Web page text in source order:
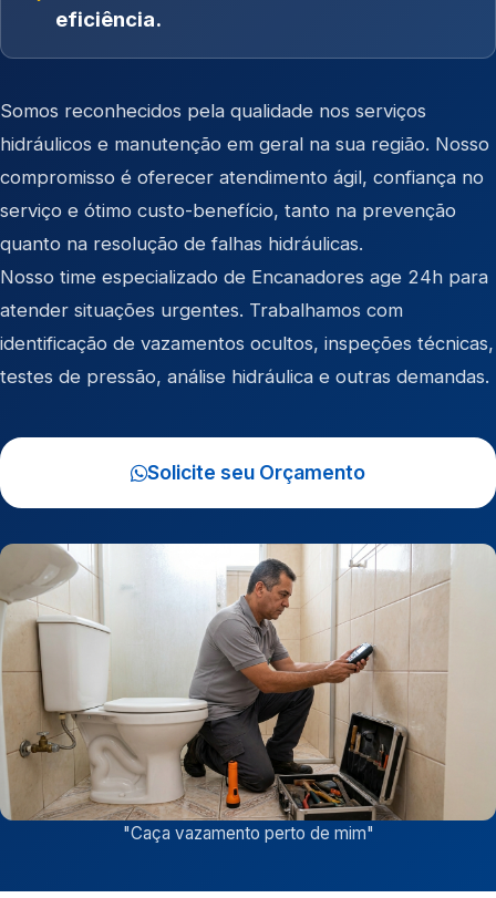
eficiência.
Somos reconhecidos pela qualidade nos serviços
hidráulicos e manutenção em geral na sua região. Nosso
compromisso é oferecer atendimento ágil, confiança no
serviço e ótimo custo-benefício, tanto na prevenção
quanto na resolução de falhas hidráulicas.
Nosso time especializado de Encanadores age 24h para
atender situações urgentes. Trabalhamos com
identificação de vazamentos ocultos, inspeções técnicas,
testes de pressão, análise hidráulica e outras demandas.
Solicite seu Orçamento
"Caça vazamento perto de mim"